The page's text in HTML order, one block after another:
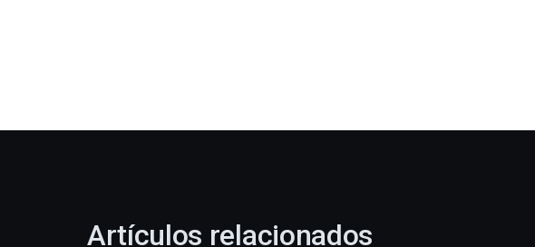
Artículos relacionados